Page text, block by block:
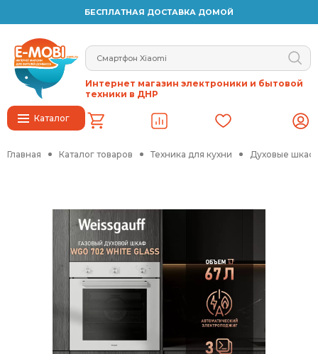
БЕСПЛАТНАЯ ДОСТАВКА ДОМОЙ
Каталог
Интернет магазин электроники и бытовой
техники в ДНР
Главная Каталог товаров Техника для кухни Духовые